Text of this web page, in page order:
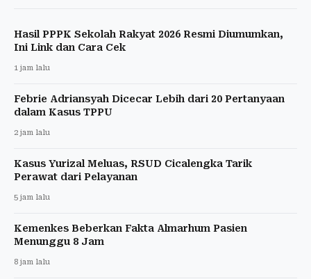
Hasil PPPK Sekolah Rakyat 2026 Resmi Diumumkan,
Ini Link dan Cara Cek
1 jam lalu
Febrie Adriansyah Dicecar Lebih dari 20 Pertanyaan
dalam Kasus TPPU
2 jam lalu
Kasus Yurizal Meluas, RSUD Cicalengka Tarik
Perawat dari Pelayanan
5 jam lalu
Kemenkes Beberkan Fakta Almarhum Pasien
Menunggu 8 Jam
8 jam lalu